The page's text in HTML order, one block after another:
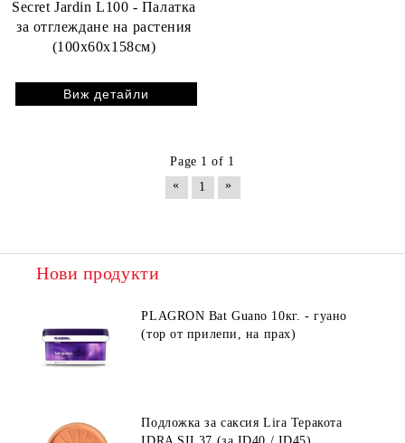
Secret Jardin L100 - Палатка
за отглеждане на растения
(100x60x158см)
Виж детайли
Page 1 of 1
«
1 »
Нови продукти
PLAGRON Bat Guano 10кг. - гуано
(тор от прилепи, на прах)
Подложка за саксия Lira Теракота
IDRA SIL37 (за ID40 / ID45)